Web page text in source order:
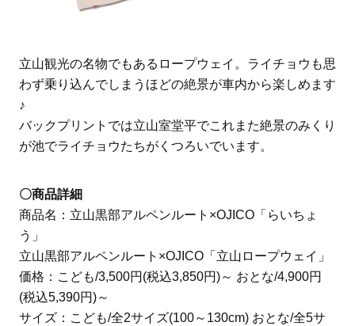
立山観光の名物でもあるロープウェイ。ライチョウも思
わず乗り込んでしまうほどの絶景が車内から楽しめます
♪
バックプリントでは立山室堂平でこれまた絶景のみくり
が池でライチョウたちがくつろいでいます。
〇商品詳細
商品名：立山黒部アルペンルート×OJICO「らいちょ
う」
立山黒部アルペンルート×OJICO「立山ロープウェイ」
価格：こども/3,500円(税込3,850円)～ おとな/4,900円
(税込5,390円)～
サイズ：こども/全2サイズ(100～130cm) おとな/全5サ